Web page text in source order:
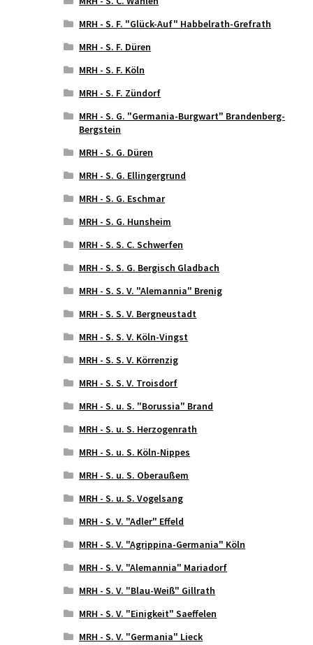
MRH - S. F. "Glück-Auf" Habbelrath-Grefrath
MRH - S. F. Düren
MRH - S. F. Köln
MRH - S. F. Zündorf
MRH - S. G. "Germania-Burgwart" Brandenberg-
Bergstein
MRH - S. G. Düren
MRH - S. G. Ellingergrund
MRH - S. G. Eschmar
MRH - S. G. Hunsheim
MRH - S. S. C. Schwerfen
MRH - S. S. G. Bergisch Gladbach
MRH - S. S. V. "Alemannia" Brenig
MRH - S. S. V. Bergneustadt
MRH - S. S. V. Köln-Vingst
MRH - S. S. V. Körrenzig
MRH - S. S. V. Troisdorf
MRH - S. u. S. "Borussia" Brand
MRH - S. u. S. Herzogenrath
MRH - S. u. S. Köln-Nippes
MRH - S. u. S. Oberaußem
MRH - S. u. S. Vogelsang
MRH - S. V. "Adler" Effeld
MRH - S. V. "Agrippina-Germania" Köln
MRH - S. V. "Alemannia" Mariadorf
MRH - S. V. "Blau-Weiß" Gillrath
MRH - S. V. "Einigkeit" Saeffelen
MRH - S. V. "Germania" Lieck